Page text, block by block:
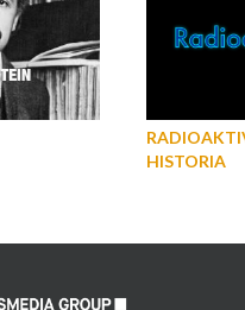
HISTORIA